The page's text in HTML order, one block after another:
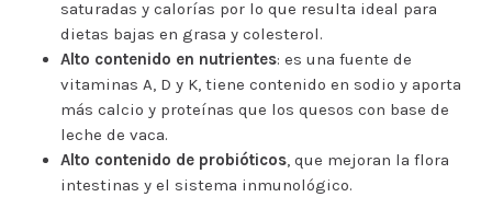
saturadas y calorías por lo que resulta ideal para
dietas bajas en grasa y colesterol.
Alto contenido en nutrientes: es una fuente de
vitaminas A, D y K, tiene contenido en sodio y aporta
más calcio y proteínas que los quesos con base de
leche de vaca.
Alto contenido de probióticos, que mejoran la flora
intestinas y el sistema inmunológico.